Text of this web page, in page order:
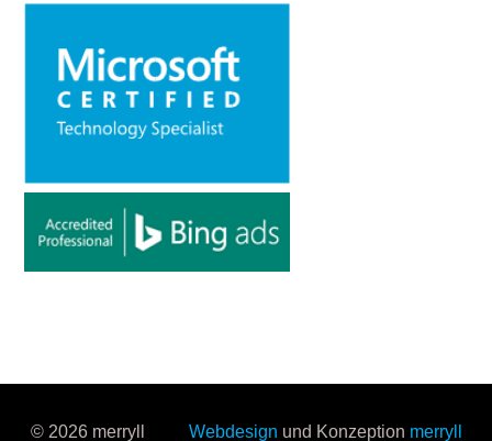
© 2026 merryll Webdesign und Konzeption merryll